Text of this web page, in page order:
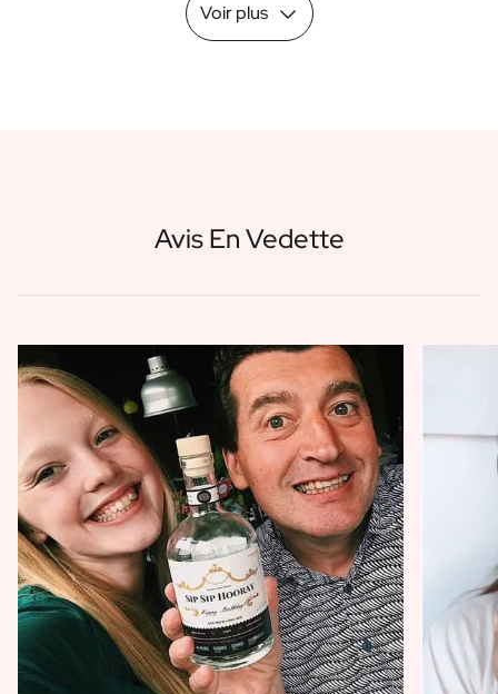
Voir plus
Avis En Vedette